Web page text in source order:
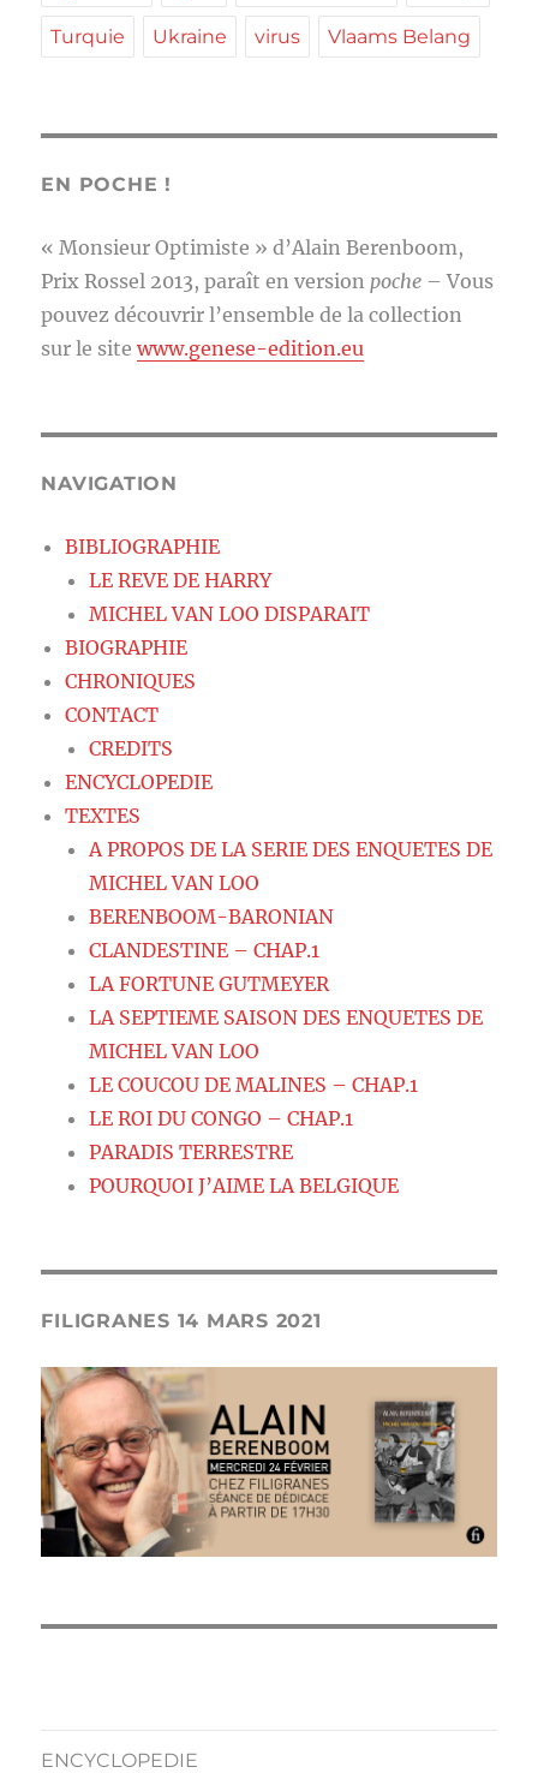
Turquie Ukraine virus Vlaams Belang
EN POCHE !
« Monsieur Optimiste » d’Alain Berenboom,
Prix Rossel 2013, paraît en version poche – Vous
pouvez découvrir l’ensemble de la collection
sur le sitewww.genese-edition.eu
NAVIGATION
BIBLIOGRAPHIE
LE REVE DE HARRY
MICHEL VAN LOO DISPARAIT
BIOGRAPHIE
CHRONIQUES
CONTACT
CREDITS
ENCYCLOPEDIE
TEXTES
A PROPOS DE LA SERIE DES ENQUETES DE
MICHEL VAN LOO
BERENBOOM-BARONIAN
CLANDESTINE – CHAP.1
LA FORTUNE GUTMEYER
LA SEPTIEME SAISON DES ENQUETES DE
MICHEL VAN LOO
LE COUCOU DE MALINES – CHAP.1
LE ROI DU CONGO – CHAP.1
PARADIS TERRESTRE
POURQUOI J’AIME LA BELGIQUE
FILIGRANES 14 MARS 2021
ENCYCLOPEDIE